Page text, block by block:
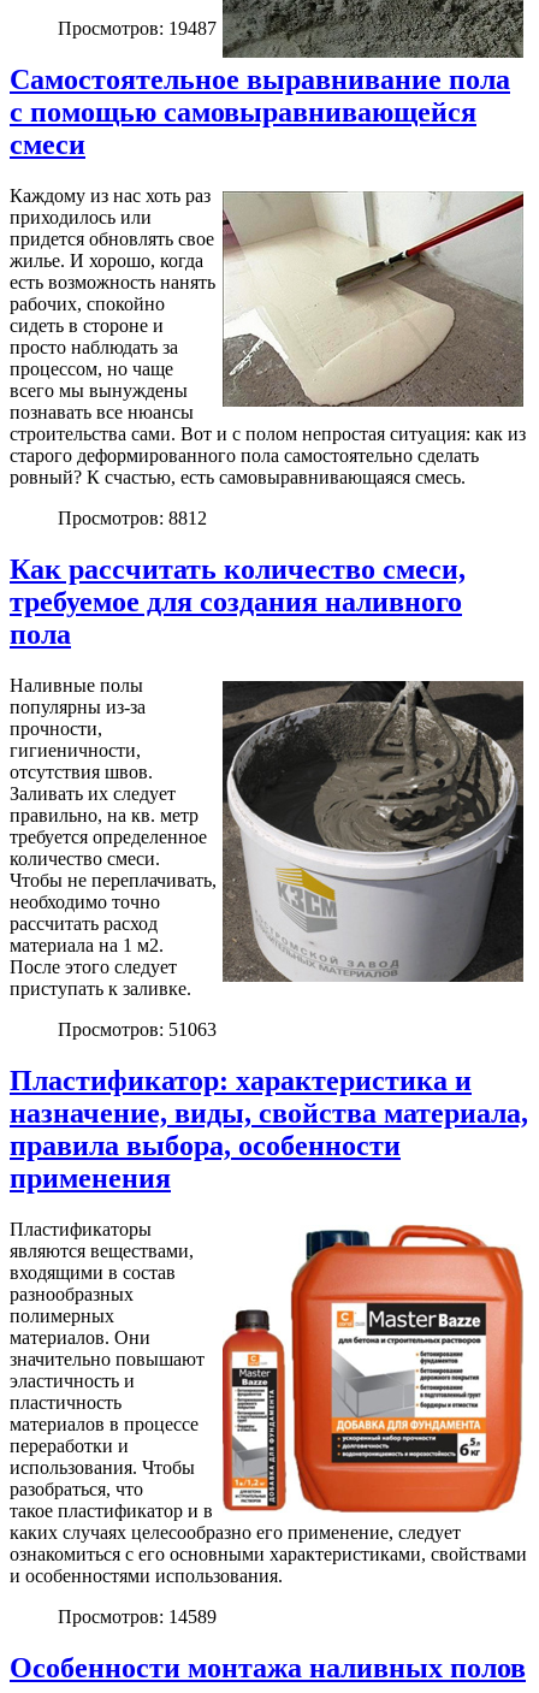
Просмотров: 19487
Самостоятельное выравнивание пола
с помощью самовыравнивающейся
смеси
Каждому из нас хоть раз
приходилось или
придется обновлять свое
жилье. И хорошо, когда
есть возможность нанять
рабочих, спокойно
сидеть в стороне и
просто наблюдать за
процессом, но чаще
всего мы вынуждены
познавать все нюансы
строительства сами. Вот и с полом непростая ситуация: как из
старого деформированного пола самостоятельно сделать
ровный? К счастью, есть самовыравнивающаяся смесь.
Просмотров: 8812
Как рассчитать количество смеси,
требуемое для создания наливного
пола
Наливные полы
популярны из-за
прочности,
гигиеничности,
отсутствия швов.
Заливать их следует
правильно, на кв. метр
требуется определенное
количество смеси.
Чтобы не переплачивать,
необходимо точно
рассчитать расход
материала на 1 м2.
После этого следует
приступать к заливке.
Просмотров: 51063
Пластификатор: характеристика и
назначение, виды, свойства материала,
правила выбора, особенности
применения
Пластификаторы
являются веществами,
входящими в состав
разнообразных
полимерных
материалов. Они
значительно повышают
эластичность и
пластичность
материалов в процессе
переработки и
использования. Чтобы
разобраться, что
такое пластификатор и в
каких случаях целесообразно его применение, следует
ознакомиться с его основными характеристиками, свойствами
и особенностями использования.
Просмотров: 14589
Особенности монтажа наливных полов